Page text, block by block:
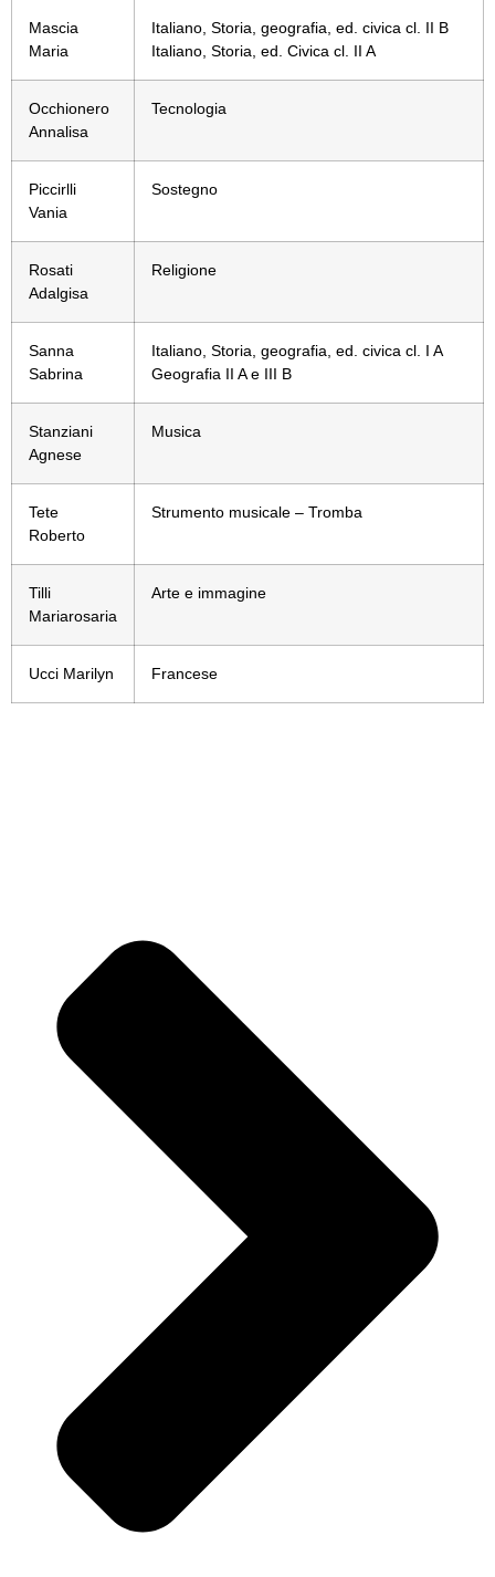
Mascia
Maria
Italiano, Storia, geografia, ed. civica cl. II B
Italiano, Storia, ed. Civica cl. II A
Occhionero
Annalisa
Tecnologia
Piccirlli
Vania
Sostegno
Rosati
Adalgisa
Religione
Sanna
Sabrina
Italiano, Storia, geografia, ed. civica cl. I A
Geografia II A e III B
Stanziani
Agnese
Musica
Tete
Roberto
Strumento musicale – Tromba
Tilli
Mariarosaria
Arte e immagine
Ucci Marilyn Francese